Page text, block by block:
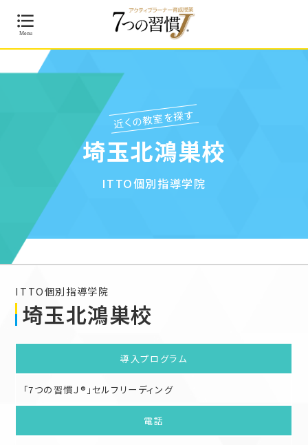
近くの教室を探す
埼玉北鴻巣校
ITTO個別指導学院
ITTO個別指導学院
埼玉北鴻巣校
導入プログラム
「7つの習慣Ｊ®」セルフリーディング
電話